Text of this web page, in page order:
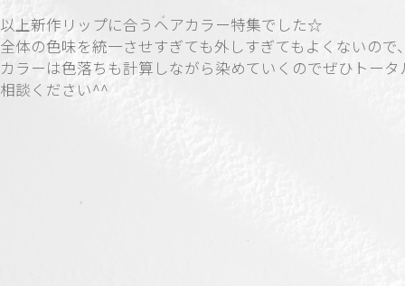
以上新作リップに合うヘアカラー特集でした☆
全体の色味を統一させすぎても外しすぎてもよくないので
カラーは色落ちも計算しながら染めていくのでぜひトータ
相談ください^^